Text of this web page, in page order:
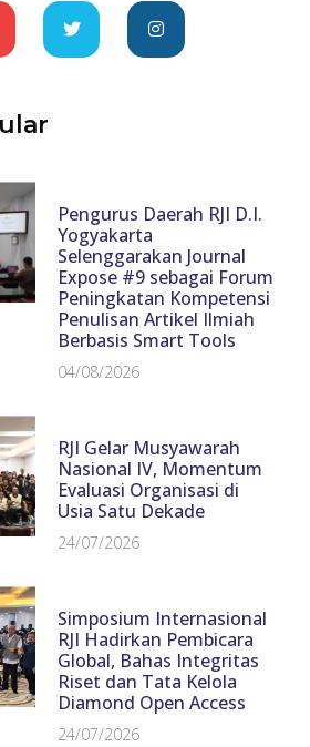
Pengurus Daerah RJI D.I.
Yogyakarta
Selenggarakan Journal
Expose #9 sebagai Forum
Peningkatan Kompetensi
Penulisan Artikel Ilmiah
Berbasis Smart Tools
04/08/2026
RJI Gelar Musyawarah
Nasional IV, Momentum
Evaluasi Organisasi di
Usia Satu Dekade
24/07/2026
Simposium Internasional
RJI Hadirkan Pembicara
Global, Bahas Integritas
Riset dan Tata Kelola
Diamond Open Access
24/07/2026